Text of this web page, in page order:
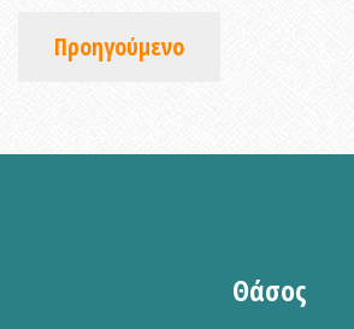
Προηγούμενο
Θάσος